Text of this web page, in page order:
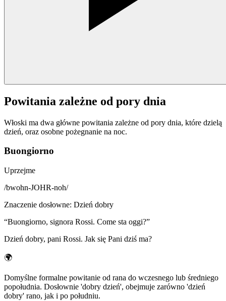
Powitania zależne od pory dnia
Włoski ma dwa główne powitania zależne od pory dnia, które dzielą
dzień, oraz osobne pożegnanie na noc.
Buongiorno
Uprzejme
/bwohn-JOHR-noh/
Znaczenie dosłowne: Dzień dobry
“Buongiorno, signora Rossi. Come sta oggi?”
Dzień dobry, pani Rossi. Jak się Pani dziś ma?
🌍
Domyślne formalne powitanie od rana do wczesnego lub średniego
popołudnia. Dosłownie 'dobry dzień', obejmuje zarówno 'dzień
dobry' rano, jak i po południu.